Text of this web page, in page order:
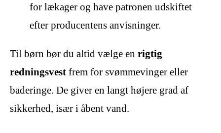
for lækager og have patronen udskiftet
efter producentens anvisninger.
Til børn bør du altid vælge en rigtig
redningsvest frem for svømmevinger eller
baderinge. De giver en langt højere grad af
sikkerhed, især i åbent vand.